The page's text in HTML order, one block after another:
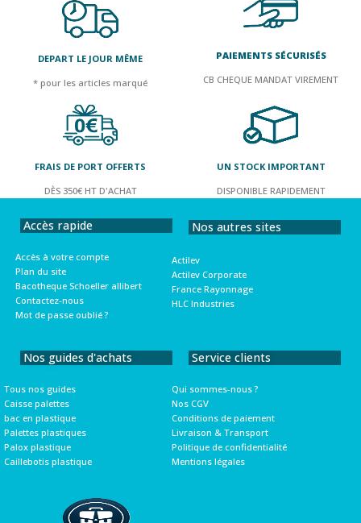
DEPART LE JOUR MÊME
* pour les articles marqué
PAIEMENTS SÉCURISÉS
CB CHEQUE MANDAT VIREMENT
FRAIS DE PORT OFFERTS
DÈS 350€ HT D'ACHAT
UN STOCK IMPORTANT
DISPONIBLE RAPIDEMENT
Accès rapide
Accès à votre compte
Plan du site
Bacotheque Schoeller allibert
Contactez-nous
Mot de passe oublié ?
Nos autres sites
Actilev
Actilev Corporate
France Rayonnage
HLC Industries
Nos guides d'achats
Tous nos guides
Caisse palettes
bac en plastique
Palettes plastiques
Palox plastique
Caillebotis plastique
Service clients
Qui sommes-nous ?
Nos CGV
Conditions de paiement
Livraison & Transport
Politique de confidentialité
Mentions légales